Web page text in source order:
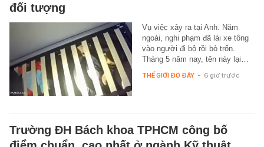
đối tượng
Vụ việc xảy ra tại Anh. Năm
ngoái, nghi phạm đã lái xe tông
vào người đi bộ rồi bỏ trốn.
Tháng 5 năm nay, tên này lại…
THẾ GIỚI ĐÓ ĐÂY - 6 giờ trước
Trường ĐH Bách khoa TPHCM công bố